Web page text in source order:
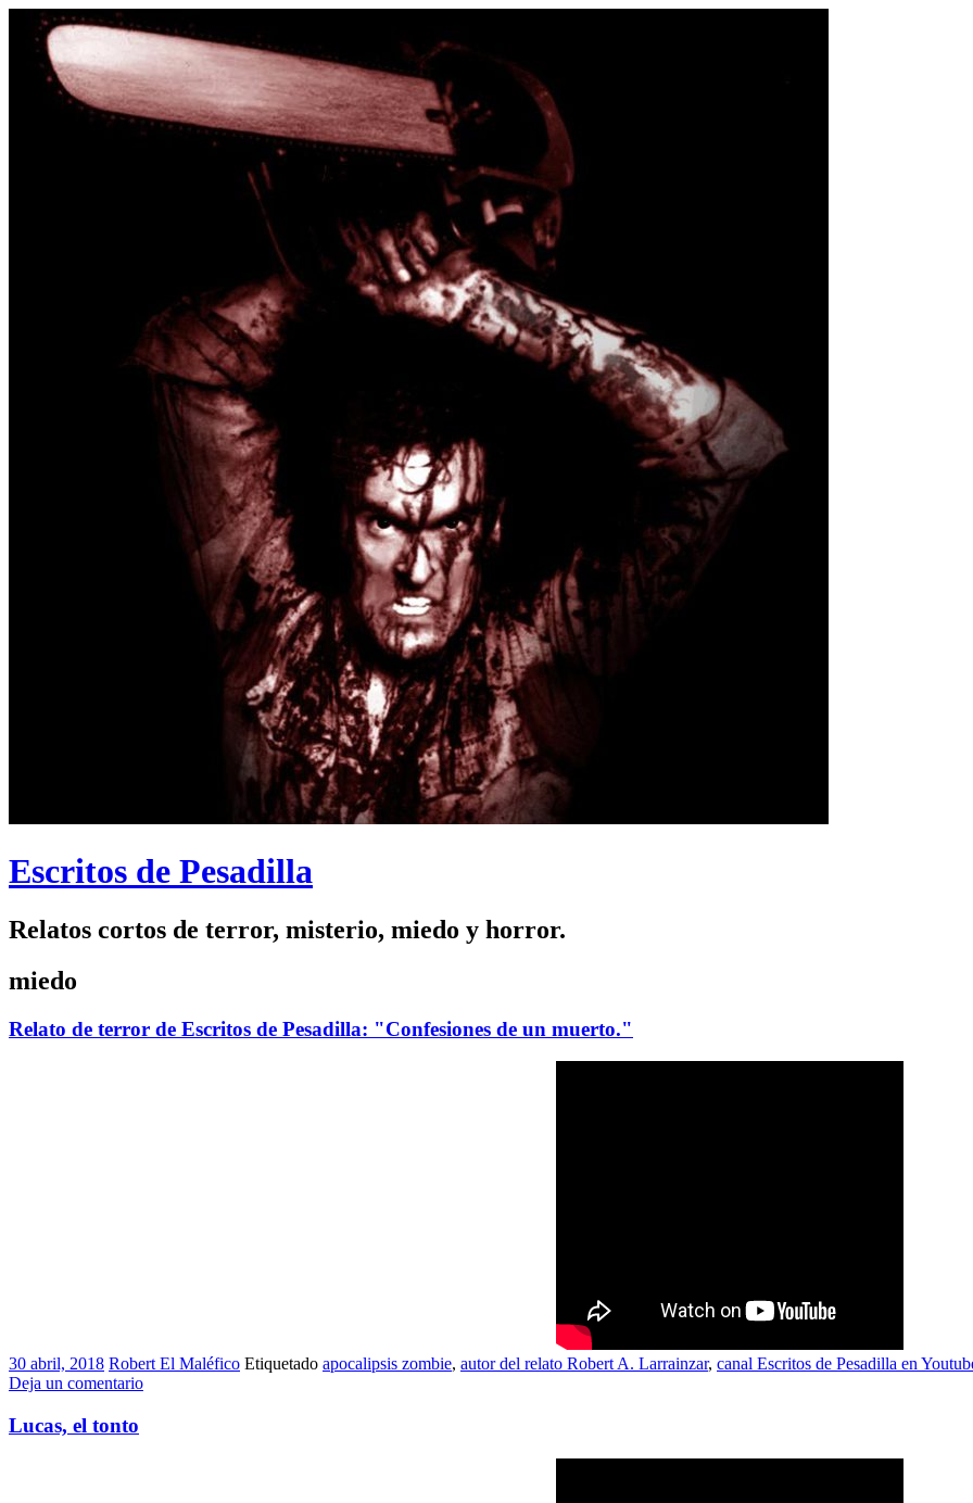
Escritos de Pesadilla
Relatos cortos de terror, misterio, miedo y horror.
miedo
Relato de terror de Escritos de Pesadilla: "Confesiones de un muerto."
30 abril, 2018 Robert El Maléfico Etiquetado apocalipsis zombie, autor del relato Robert A. Larrainzar, canal Escritos de Pesadilla en
Deja un comentario
Lucas, el tonto